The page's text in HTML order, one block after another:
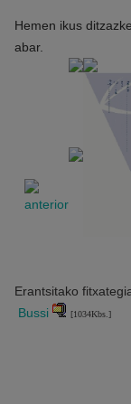
Hemen ikus
abar.
Erantsitako
Bussi
[1034Kbs.]